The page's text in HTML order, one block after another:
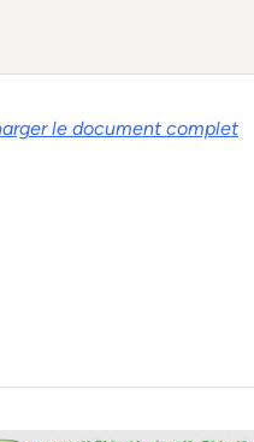
le document complet